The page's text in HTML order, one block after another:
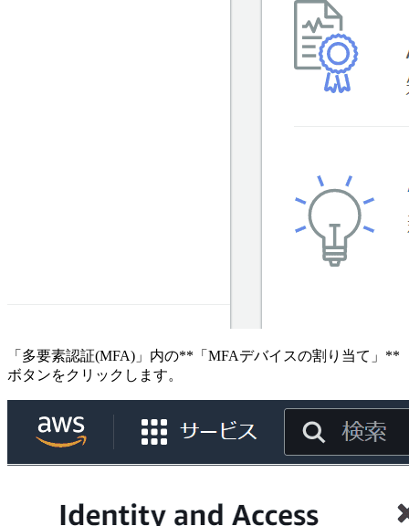
「多要素認証(MFA)」内の**「MFAデバイスの割り当て」**
ボタンをクリックします。